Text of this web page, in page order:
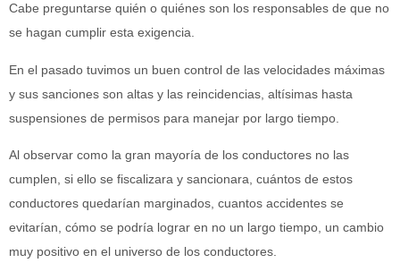
Cabe preguntarse quién o quiénes son los responsables de que no
se hagan cumplir esta exigencia.
En el pasado tuvimos un buen control de las velocidades máximas
y sus sanciones son altas y las reincidencias, altísimas hasta
suspensiones de permisos para manejar por largo tiempo.
Al observar como la gran mayoría de los conductores no las
cumplen, si ello se fiscalizara y sancionara, cuántos de estos
conductores quedarían marginados, cuantos accidentes se
evitarían, cómo se podría lograr en no un largo tiempo, un cambio
muy positivo en el universo de los conductores.